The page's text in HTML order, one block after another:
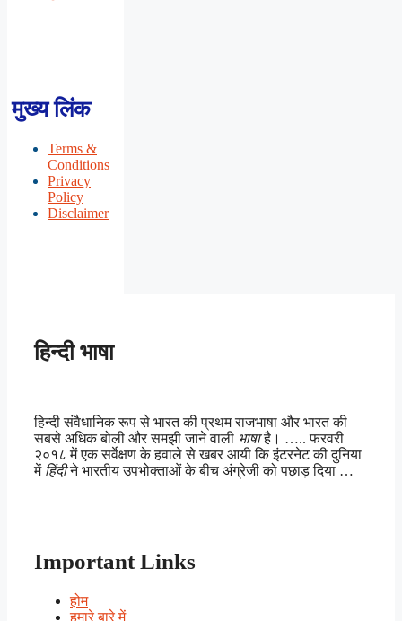
मुख्य लिंक
Terms &
Conditions
Privacy
Policy
Disclaimer
हिन्दी भाषा
हिन्दी संवैधानिक रूप से भारत की प्रथम राजभाषा और भारत की
सबसे अधिक बोली और समझी जाने वाली भाषाहै। ….. फरवरी
२०१८ में एक सर्वेक्षण के हवाले से खबर आयी कि इंटरनेट की दुनिया
में हिंदीने भारतीय उपभोक्ताओं के बीच अंग्रेजी को पछाड़ दिया …
Important Links
होम
हमारे बारे में